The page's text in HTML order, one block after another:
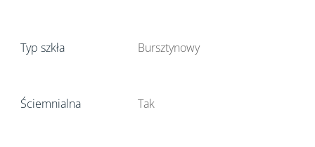
Typ szkła Bursztynowy
Ściemnialna Tak